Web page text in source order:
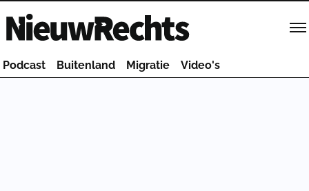
Homepage van NieuwRechts
Podcast Buitenland Migratie Video's